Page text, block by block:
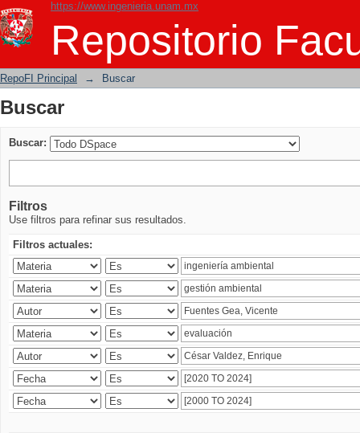
https://www.ingenieria.unam.mx
Repositorio
Buscar
RepoFI Principal → Buscar
Buscar
Buscar:
Filtros
Use filtros para refinar sus resultados.
Filtros actuales: